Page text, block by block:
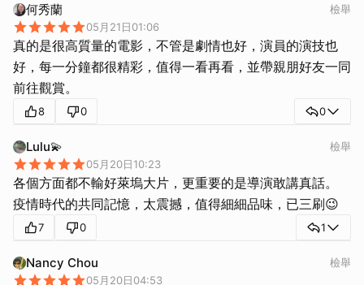
何秀蘭
05月21日01:06
檢舉
真的是很高質量的電影，不管是劇情也好，演員的演技也
好，每一分鐘都很精彩，值得一看再看，並帶親朋好友一同
前往觀賞。
8 0 0
Lulu💫
05月20日10:23
檢舉
各個方面都不輸好萊塢大片，更重要的是導演敢講真話。
疫情時代的共同記憶，太震撼，值得細細品味，已三刷😉
7 0 1
Nancy Chou
05月20日04:53
檢舉